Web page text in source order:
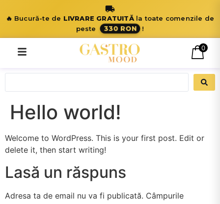
🔥 Bucură-te de LIVRARE GRATUITĂla toate comenzile de
peste
330 RON !
0
Hello world!
Welcome to WordPress. This is your first post. Edit or
delete it, then start writing!
Lasă un răspuns
Adresa ta de email nu va fi publicată. Câmpurile